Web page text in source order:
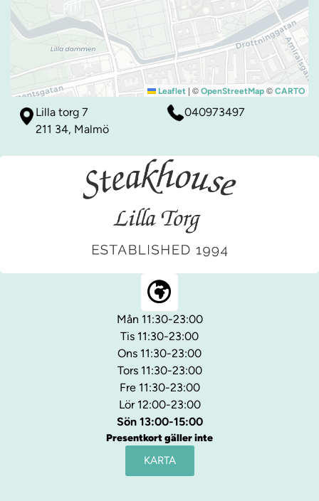
Leaflet | © OpenStreetMap © CARTO
Lilla torg 7
211 34, Malmö
040973497
Mån 11:30-23:00
Tis 11:30-23:00
Ons 11:30-23:00
Tors 11:30-23:00
Fre 11:30-23:00
Lör 12:00-23:00
Sön 13:00-15:00
Presentkort gäller inte
KARTA